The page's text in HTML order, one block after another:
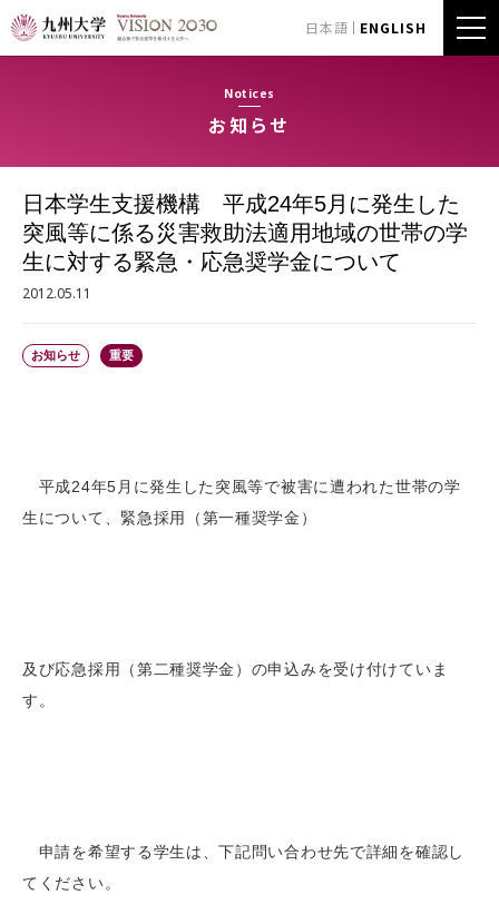
日本語 ENGLISH
Notices
お知らせ
日本学生支援機構 平成24年5月に発生した
突風等に係る災害救助法適用地域の世帯の学
生に対する緊急・応急奨学金について
2012.05.11
お知らせ 重要
平成24年5月に発生した突風等で被害に遭われた世帯の学
生について、緊急採用（第一種奨学金）
及び応急採用（第二種奨学金）の申込みを受け付けていま
す。
申請を希望する学生は、下記問い合わせ先で詳細を確認し
てください。